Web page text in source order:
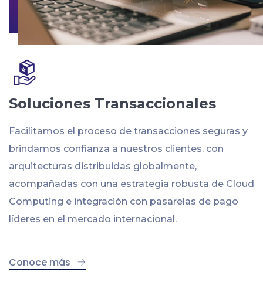
Soluciones Transaccionales
Facilitamos el proceso de transacciones seguras y
brindamos confianza a nuestros clientes, con
arquitecturas distribuidas globalmente,
acompañadas con una estrategia robusta de Cloud
Computing e integración con pasarelas de pago
líderes en el mercado internacional.
Conoce más